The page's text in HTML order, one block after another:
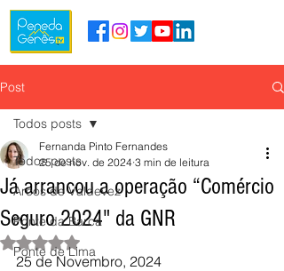
Post
Todos posts
Arcos de Valdevez
Ponte da Barca
Ponte de Lima
Todos posts
Já arrancou a operação “Comércio
Seguro 2024" da GNR
Fernanda Pinto Fernandes
25 de nov. de 2024 3 min de leitura
Avaliado com NaN de 5 estrelas.
25 de Novembro, 2024